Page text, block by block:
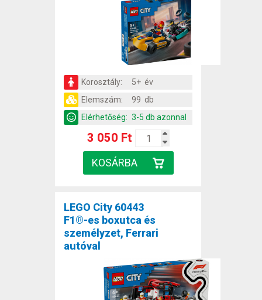
Korosztály:
5+ év
Elemszám:
99 db
Elérhetőség: 3-5 db azonnal
3 050 Ft
LEGO City 60443
F1®-es boxutca és
személyzet, Ferrari
autóval